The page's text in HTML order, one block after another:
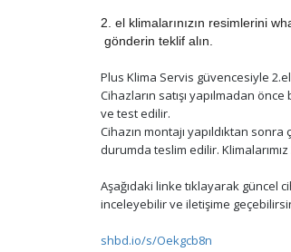
2. el klimalarınızın resimlerini
gönderin teklif alın.
Plus Klima Servis güvencesiyle 2.el
Cihazların satışı yapılmadan önce
ve test edilir.
Cihazın montajı yapıldıktan sonra
durumda teslim edilir. Klimalarımız
Aşağıdaki linke tıklayarak güncel
inceleyebilir ve iletişime
shbd.io/s/Oekgcb8n